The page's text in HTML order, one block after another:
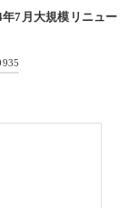
7月大規模リニュー